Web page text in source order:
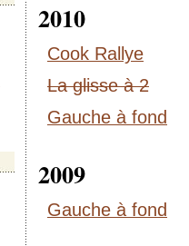
2010
Cook Rallye
La glisse à 2
Gauche à fond
2009
Gauche à fond